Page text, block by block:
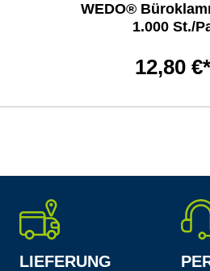
WEDO®
1.000 St./
12,80 €*
LIEFERUNG